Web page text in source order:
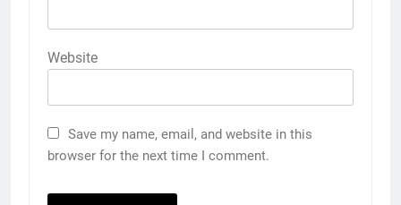
Website
Save my name, email, and website in this
browser for the next time I comment.